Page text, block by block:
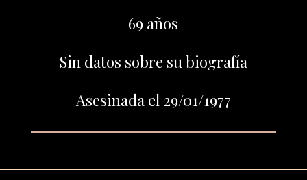
69 años
Sin datos sobre su biografía
Asesinada el 29/01/1977